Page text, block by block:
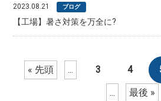
2023.08.21 ブログ
【工場】暑さ対策を万全に?
« 先頭 ... 3 4
...
最後 »